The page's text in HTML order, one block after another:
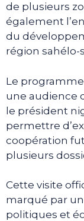
de plusieurs
également
du
région sahélo-
Le
une audience
le président
permettre
coopération
plusieurs
Cette visite
marqué par
politiques et